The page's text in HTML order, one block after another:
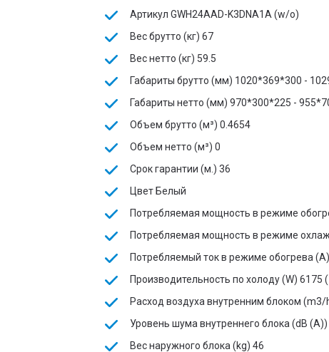
Артикул GWH24AAD-K3DNA1A (w/o)
Вес брутто (кг) 67
Вес нетто (кг) 59.5
Габариты брутто (мм) 1020*369*300 -
Габариты нетто (мм) 970*300*225 -
Объем брутто (м³) 0.4654
Объем нетто (м³) 0
Срок гарантии (м.) 36
Цвет Белый
Потребляемая мощность в режиме
Потребляемая мощность в режиме
Потребляемый ток в режиме обогрева (A)
Производительность по холоду (W) 6175
Расход воздуха внутренним блоком (m3/
Уровень шума внутреннего блока (dB (A))
Вес наружного блока (kg) 46